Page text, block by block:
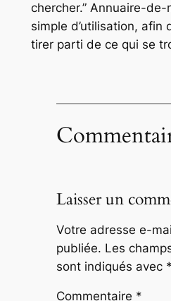
chercher.” Annuaire-
simple d’utilisation, afin
tirer parti de ce qui se
Laisser un
Votre adresse e-
publiée. Les
sont indiqués avec *
Commentaire *